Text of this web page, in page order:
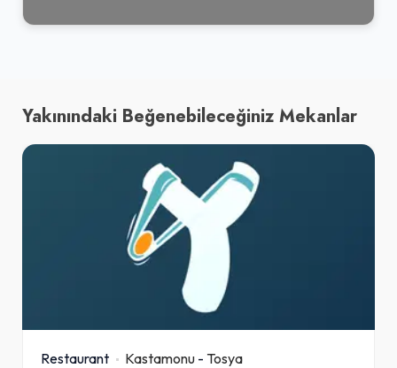
Yakınındaki Beğenebileceğiniz Mekanlar
Restaurant Kastamonu - Tosya